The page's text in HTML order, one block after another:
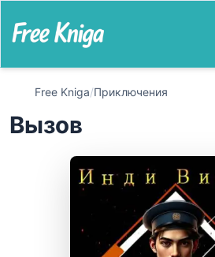
Free Kniga/Приключения
Вызов